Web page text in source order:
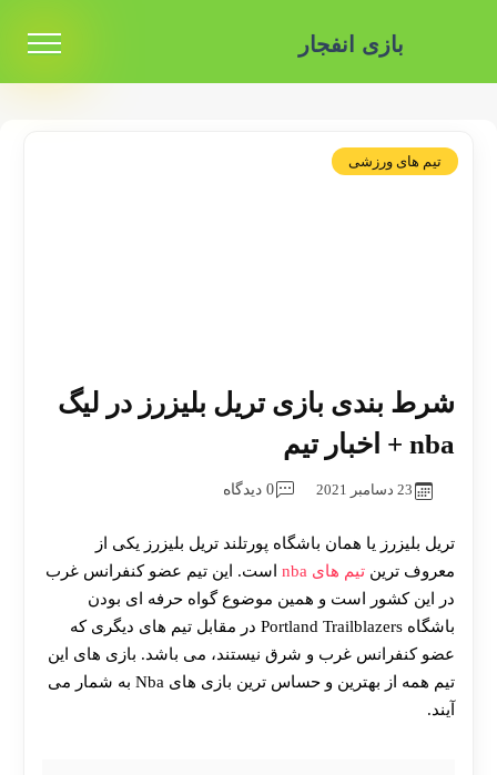
بازی انفجار
تیم های ورزشی
شرط بندی بازی تریل بلیزرز در لیگ
nba + اخبار تیم
23 دسامبر 2021 0 دیدگاه
تریل بلیزرز یا همان باشگاه پورتلند تریل بلیزرز یکی از
معروف ترین تیم های nba
است. این تیم عضو کنفرانس غرب
در این کشور است و همین موضوع گواه حرفه ای بودن
باشگاه Portland Trailblazers در مقابل تیم های دیگری که
عضو کنفرانس غرب و شرق نیستند، می باشد. بازی های این
تیم
همه از بهترین و حساس ترین بازی های Nba به شمار می
آیند.